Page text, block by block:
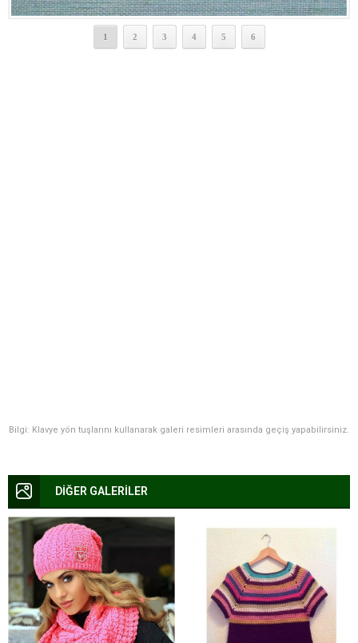
1 2 3 4 5 6
Bilgi: Klavye yön tuşlarını kullanarak galeri resimleri arasında geçiş yapabilirsiniz.
DİĞER GALERİLER